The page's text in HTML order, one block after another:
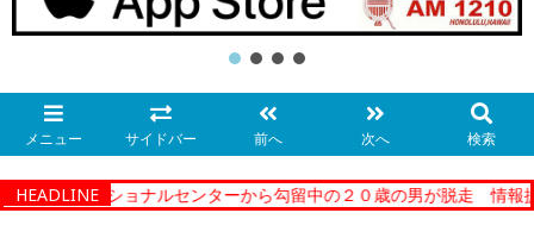
メニュー サイドバー 前へ 次へ 検索
HEADLINE
ーコレクショナルセンターから勾留中の２０歳の男が脱走 情報提